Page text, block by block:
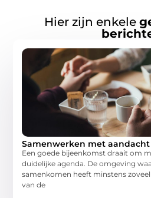
Hier zijn enkele
Samenwerken met
Een goede bijeenkomst draait om
duidelijke agenda. De omgeving
samenkomen heeft minstens
van de